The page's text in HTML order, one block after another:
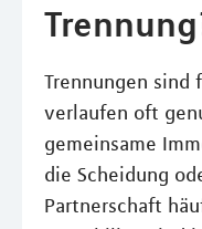
Trennungen sind
verlaufen oft
gemeinsame
die Scheidung
Partnerschaft